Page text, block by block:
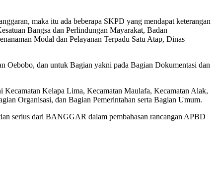
maka itu ada beberapa SKPD yang mendapat keterangan
Bangsa dan Perlindungan Mayarakat, Badan
Modal dan Pelayanan Terpadu Satu Atap, Dinas
Oebobo, dan untuk Bagian yakni pada Bagian Dokumentasi dan
Kecamatan Kelapa Lima, Kecamatan Maulafa, Kecamatan Alak,
Organisasi, dan Bagian Pemerintahan serta Bagian Umum.
serius dari BANGGAR dalam pembahasan rancangan APBD